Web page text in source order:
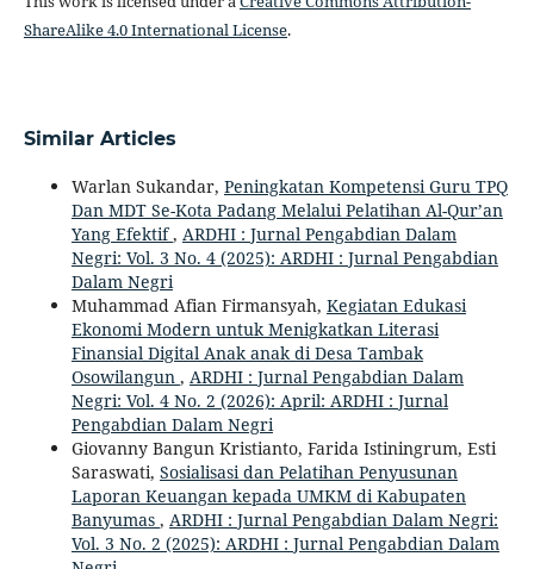
ShareAlike 4.0 International License.
Similar Articles
Warlan Sukandar, Peningkatan Kompetensi Guru TPQ
Dan MDT Se-Kota Padang Melalui Pelatihan Al-Qur’an
Yang Efektif, ARDHI : Jurnal Pengabdian Dalam
Negri: Vol. 3 No. 4 (2025): ARDHI : Jurnal Pengabdian
Dalam Negri
Muhammad Afian Firmansyah, Kegiatan Edukasi
Ekonomi Modern untuk Menigkatkan Literasi
Finansial Digital Anak anak di Desa Tambak
Osowilangun , ARDHI : Jurnal Pengabdian Dalam
Negri: Vol. 4 No. 2 (2026): April: ARDHI : Jurnal
Pengabdian Dalam Negri
Giovanny Bangun Kristianto, Farida Istiningrum, Esti
Saraswati, Sosialisasi dan Pelatihan Penyusunan
Laporan Keuangan kepada UMKM di Kabupaten
Banyumas , ARDHI : Jurnal Pengabdian Dalam Negri:
Vol. 3 No. 2 (2025): ARDHI : Jurnal Pengabdian Dalam